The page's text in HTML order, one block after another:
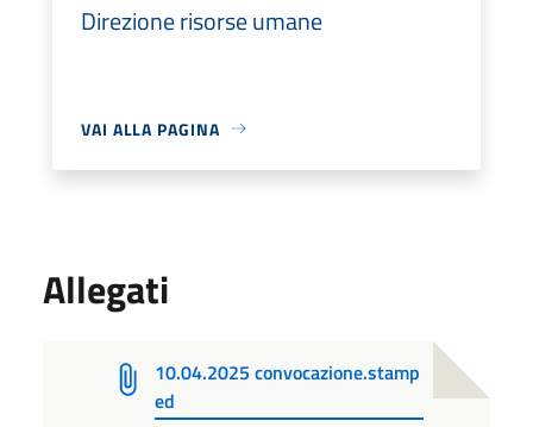
Direzione risorse umane
VAI ALLA PAGINA
Allegati
10.04.2025 convocazione.stamp
ed